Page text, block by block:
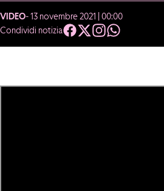
VIDEO- 13 novembre 2021 | 00:00
Condividi notizia